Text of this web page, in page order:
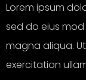
Lorem ipsum
sed do eius
magna aliqua.
exercitation